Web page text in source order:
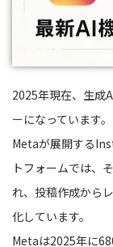
2025年現在、生成
ーになっています。
Metaが展開する
トフォームでは、
れ、投稿作成から
化しています。
Metaは2025年に